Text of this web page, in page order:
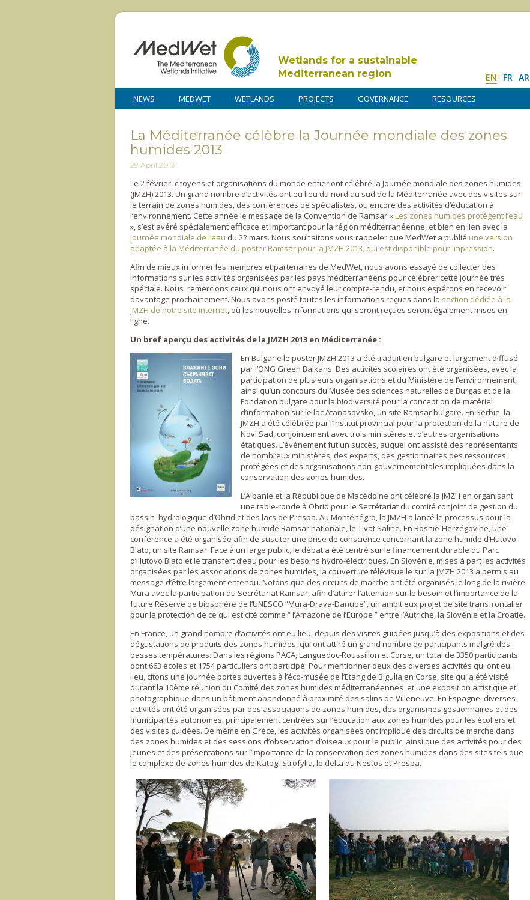
Wetlands for a sustainable
Mediterranean region
EN FR AR
NEWS MEDWET WETLANDS PROJECTS GOVERNANCE RESOURCES
La Méditerranée célèbre la Journée mondiale des zones
humides 2013
29 April 2013
Le 2 février, citoyens et organisations du monde entier ont célébré la Journée mondiale des zones humides
(JMZH) 2013. Un grand nombre d’activités ont eu lieu du nord au sud de la Méditerranée avec des visites sur
le terrain de zones humides, des conférences de spécialistes, ou encore des activités d’éducation à
l’environnement. Cette année le message de la Convention de Ramsar « Les zones humides protègent l’eau
», s’est avéré spécialement efficace et important pour la région méditerranéenne, et bien en lien avec la
Journée mondiale de l’eau du 22 mars. Nous souhaitons vous rappeler que MedWet a publié une version
adaptée à la Méditerranée du poster Ramsar pour la JMZH 2013, qui est disponible pour impression.
Afin de mieux informer les membres et partenaires de MedWet, nous avons essayé de collecter des
informations sur les activités organisées par les pays méditerranéens pour célébrer cette journée très
spéciale. Nous remercions ceux qui nous ont envoyé leur compte-rendu, et nous espérons en recevoir
davantage prochainement. Nous avons posté toutes les informations reçues dans la section dédiée à la
JMZH de notre site internet, où les nouvelles informations qui seront reçues seront également mises en
ligne.
Un bref aperçu des activités de la JMZH 2013 en Méditerranée :
En Bulgarie le poster JMZH 2013 a été traduit en bulgare et largement diffusé
par l’ONG Green Balkans. Des activités scolaires ont été organisées, avec la
participation de plusieurs organisations et du Ministère de l’environnement,
ainsi qu’un concours du Musée des sciences naturelles de Burgas et de la
Fondation bulgare pour la biodiversité pour la conception de matériel
d’information sur le lac Atanasovsko, un site Ramsar bulgare. En Serbie, la
JMZH a été célébrée par l’Institut provincial pour la protection de la nature de
Novi Sad, conjointement avec trois ministères et d’autres organisations
étatiques. L’événement fut un succès, auquel ont assisté des représentants
de nombreux ministères, des experts, des gestionnaires des ressources
protégées et des organisations non-gouvernementales impliquées dans la
conservation des zones humides.
L’Albanie et la République de Macédoine ont célébré la JMZH en organisant
une table-ronde à Ohrid pour le Secrétariat du comité conjoint de gestion du
bassin hydrologique d’Ohrid et des lacs de Prespa. Au Monténégro, la JMZH a lancé le processus pour la
désignation d’une nouvelle zone humide Ramsar nationale, le Tivat Saline. En Bosnie-Herzégovine, une
conférence a été organisée afin de susciter une prise de conscience concernant la zone humide d’Hutovo
Blato, un site Ramsar. Face à un large public, le débat a été centré sur le financement durable du Parc
d’Hutovo Blato et le transfert d’eau pour les besoins hydro-électriques. En Slovénie, mises à part les activités
organisées par les associations de zones humides, la couverture télévisuelle sur la JMZH 2013 a permis au
message d’être largement entendu. Notons que des circuits de marche ont été organisés le long de la rivière
Mura avec la participation du Secrétariat Ramsar, afin d’attirer l’attention sur le besoin et l’importance de la
future Réserve de biosphère de l’UNESCO “Mura-Drava-Danube”, un ambitieux projet de site transfrontalier
pour la protection de ce qui est cité comme “ l’Amazone de l’Europe ” entre l’Autriche, la Slovénie et la Croatie.
En France, un grand nombre d’activités ont eu lieu, depuis des visites guidées jusqu’à des expositions et des
dégustations de produits des zones humides, qui ont attiré un grand nombre de participants malgré des
basses températures. Dans les régions PACA, Languedoc-Roussillon et Corse, un total de 3350 participants
dont 663 écoles et 1754 particuliers ont participé. Pour mentionner deux des diverses activités qui ont eu
lieu, citons une journée portes ouvertes à l’éco-musée de l’Etang de Bigulia en Corse, site qui a été visité
durant la 10ème réunion du Comité des zones humides méditerranéennes et une exposition artistique et
photographique dans un bâtiment abandonné à proximité des salins de Villeneuve. En Espagne, diverses
activités ont été organisées par des associations de zones humides, des organismes gestionnaires et des
municipalités autonomes, principalement centrées sur l’éducation aux zones humides pour les écoliers et
des visites guidées. De même en Grèce, les activités organisées ont impliqué des circuits de marche dans
des zones humides et des sessions d’observation d’oiseaux pour le public, ainsi que des activités pour des
jeunes et des présentations sur l’importance de la conservation des zones humides dans des sites tels que
le complexe de zones humides de Katogi-Strofylia, le delta du Nestos et Prespa.